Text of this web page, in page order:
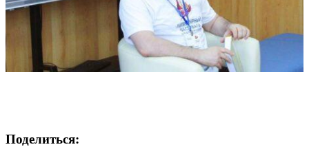
Поделиться: